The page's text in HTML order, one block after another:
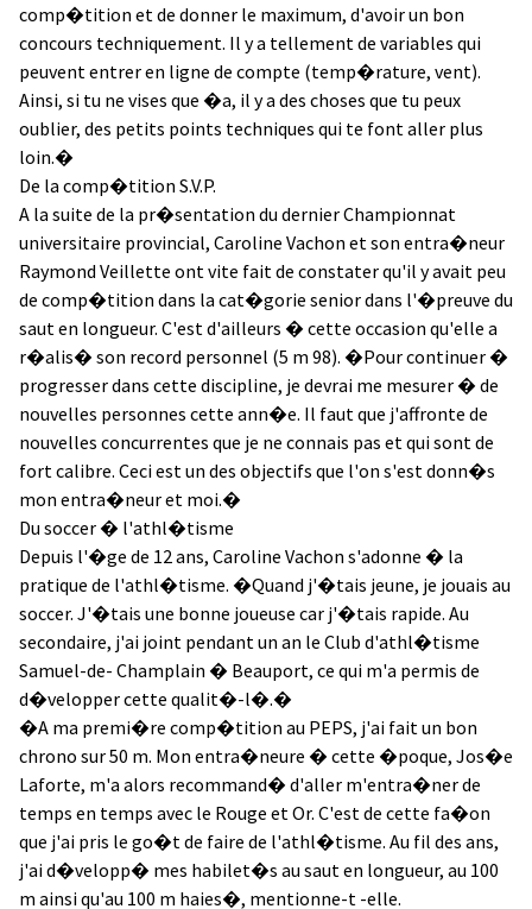
comp�tition et de donner le maximum, d'avoir un bon
concours techniquement. Il y a tellement de variables qui
peuvent entrer en ligne de compte (temp�rature, vent).
Ainsi, si tu ne vises que �a, il y a des choses que tu peux
oublier, des petits points techniques qui te font aller plus
loin.�
De la comp�tition S.V.P.
A la suite de la pr�sentation du dernier Championnat
universitaire provincial, Caroline Vachon et son entra�neur
Raymond Veillette ont vite fait de constater qu'il y avait peu
de comp�tition dans la cat�gorie senior dans l'�preuve du
saut en longueur. C'est d'ailleurs � cette occasion qu'elle a
r�alis� son record personnel (5 m 98). �Pour continuer �
progresser dans cette discipline, je devrai me mesurer � de
nouvelles personnes cette ann�e. Il faut que j'affronte de
nouvelles concurrentes que je ne connais pas et qui sont de
fort calibre. Ceci est un des objectifs que l'on s'est donn�s
mon entra�neur et moi.�
Du soccer � l'athl�tisme
Depuis l'�ge de 12 ans, Caroline Vachon s'adonne � la
pratique de l'athl�tisme. �Quand j'�tais jeune, je jouais au
soccer. J'�tais une bonne joueuse car j'�tais rapide. Au
secondaire, j'ai joint pendant un an le Club d'athl�tisme
Samuel-de- Champlain � Beauport, ce qui m'a permis de
d�velopper cette qualit�-l�.�
�A ma premi�re comp�tition au PEPS, j'ai fait un bon
chrono sur 50 m. Mon entra�neure � cette �poque, Jos�e
Laforte, m'a alors recommand� d'aller m'entra�ner de
temps en temps avec le Rouge et Or. C'est de cette fa�on
que j'ai pris le go�t de faire de l'athl�tisme. Au fil des ans,
j'ai d�velopp� mes habilet�s au saut en longueur, au 100
m ainsi qu'au 100 m haies�, mentionne-t -elle.